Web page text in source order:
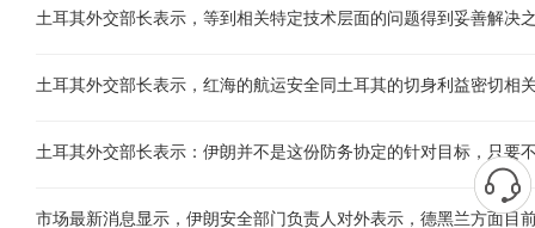
土耳其外交部长表示，等到相关特定技术层面的问题得到妥善解决